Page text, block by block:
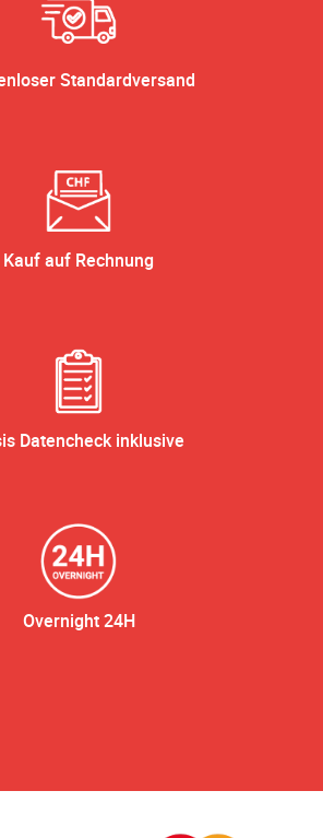
Standardversand
Kauf auf Rechnung
Datencheck inklusive
Overnight 24H